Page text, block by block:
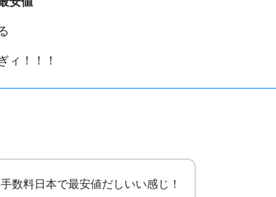
ィ！！！
手数料日本で最安値だしいい感じ！